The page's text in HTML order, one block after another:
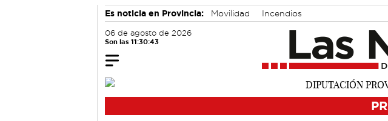
Es noticia en Provincia: Movilidad Incendios
06 de agosto de 2026
Son las 11:30:44